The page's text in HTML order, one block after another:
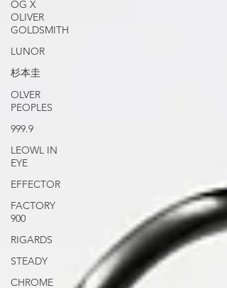
OG X
OLIVER
GOLDSMITH
LUNOR
杉本圭
OLVER
PEOPLES
999.9
LEOWL IN
EYE
EFFECTOR
FACTORY
900
RIGARDS
STEADY
CHROME